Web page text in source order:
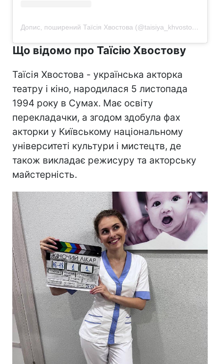
Допис, поширений Таїсія Хвостова (@taisiya_khvostova)
Що відомо про Таїсію Хвостову
Таїсія Хвостова - українська акторка
театру і кіно, народилася 5 листопада
1994 року в Сумах. Має освіту
перекладачки, а згодом здобула фах
акторки у Київському національному
університеті культури і мистецтв, де
також викладає режисуру та акторську
майстерність.